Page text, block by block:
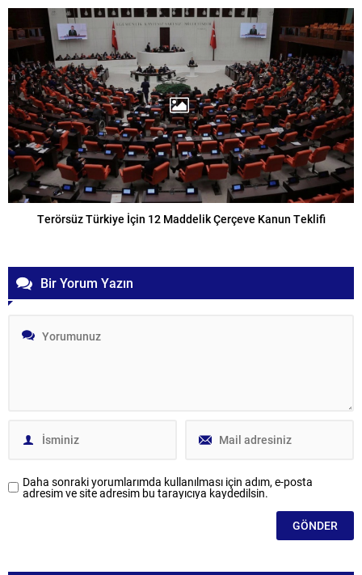
Terörsüz Türkiye İçin 12 Maddelik Çerçeve Kanun Teklifi
Bir Yorum Yazın
Daha sonraki yorumlarımda kullanılması için adım, e-posta
adresim ve site adresim bu tarayıcıya kaydedilsin.